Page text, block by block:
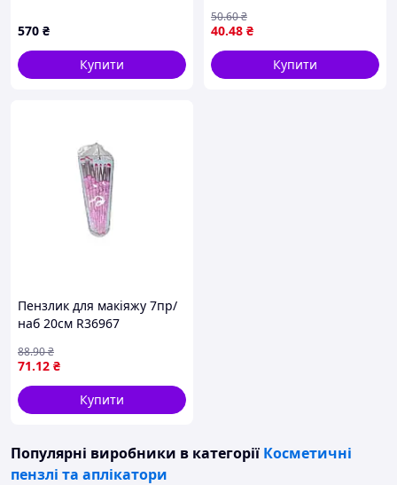
570 ₴
Купити
40.48 ₴
50.60₴
Купити
Пензлик для макіяжу 7пр/
наб 20см R36967
71.12 ₴
88.90₴
Купити
Популярні виробники в категорії Косметичні
пензлі та аплікатори